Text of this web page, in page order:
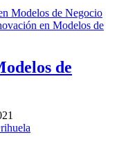
Modelos de Negocio
de